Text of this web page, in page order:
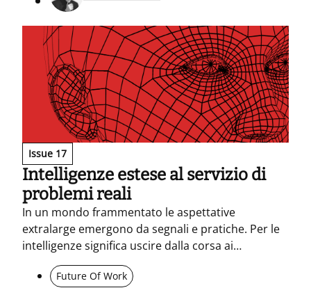
Issue 17
Intelligenze estese al servizio di
problemi reali
In un mondo frammentato le aspettative
extralarge emergono da segnali e pratiche. Per le
intelligenze significa uscire dalla corsa ai
benchmark e radicarsi sui problemi reali, agency
umane e non. Anti-problema e igiene cognitiva
Future Of Work